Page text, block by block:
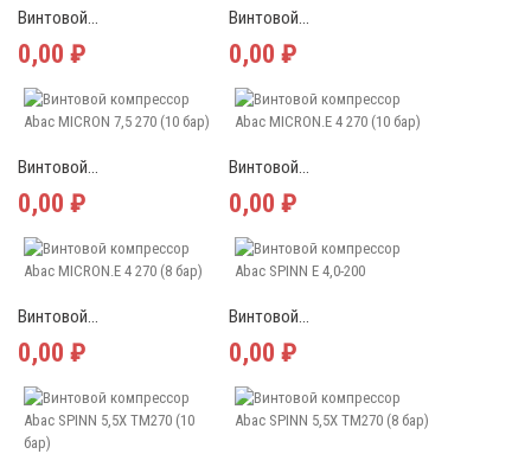
Винтовой...
0,00 ₽
Винтовой...
0,00 ₽
Винтовой...
0,00 ₽
Винтовой...
0,00 ₽
Винтовой...
0,00 ₽
Винтовой...
0,00 ₽